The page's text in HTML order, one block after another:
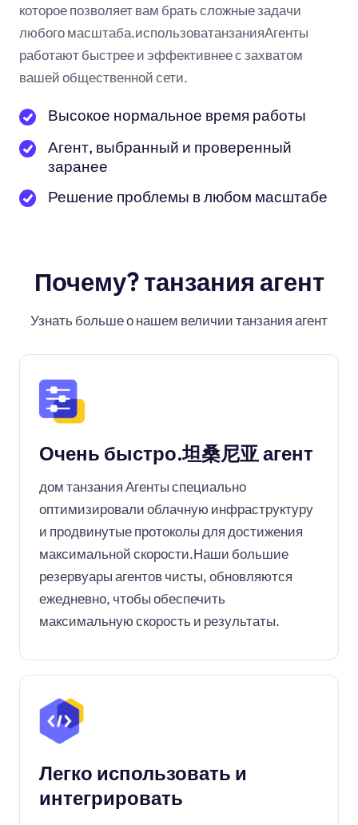
которое позволяет вам брать сложные задачи
любого масштаба.использоватанзанияАгенты
работают быстрее и эффективнее с захватом
вашей общественной сети.
Высокое нормальное время работы
Агент, выбранный и проверенный
заранее
Решение проблемы в любом масштабе
Почему? танзания агент
Узнать больше о нашем величии танзания агент
Очень быстро.坦桑尼亚 агент
дом танзания Агенты специально
оптимизировали облачную инфраструктуру
и продвинутые протоколы для достижения
максимальной скорости.Наши большие
резервуары агентов чисты, обновляются
ежедневно, чтобы обеспечить
максимальную скорость и результаты.
Легко использовать и
интегрировать